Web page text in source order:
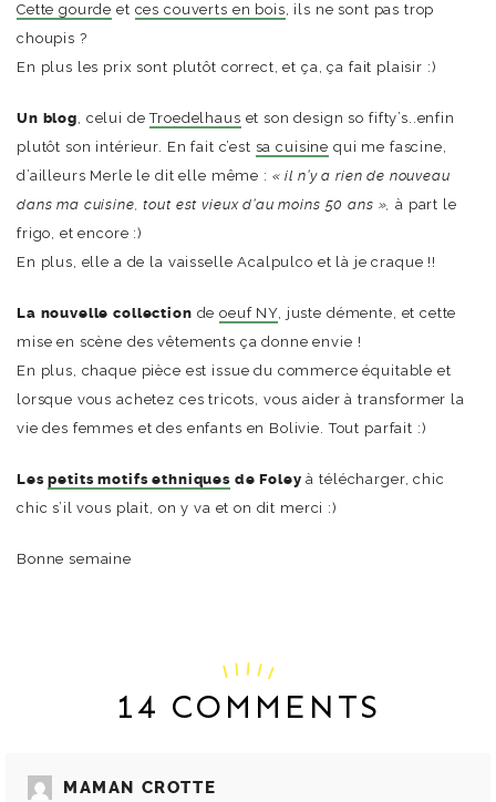
Cette gourde et ces couverts en bois, ils ne sont pas trop
choupis ?
En plus les prix sont plutôt correct, et ça, ça fait plaisir :)
Un blog, celui deTroedelhaus et son design so fifty’s..enfin
plutôt son intérieur. En fait c’est sa cuisine qui me fascine,
d’ailleurs Merle le dit elle même : « il n’y a rien de nouveau
dans ma cuisine, tout est vieux d’au moins 50 ans », à part le
frigo, et encore :)
En plus, elle a de la vaisselle Acalpulco et là je craque !!
La nouvelle collection deoeuf NY, juste démente, et cette
mise en scène des vêtements ça donne envie !
En plus, chaque pièce est issue du commerce équitable et
lorsque vous achetez ces tricots, vous aider à transformer la
vie des femmes et des enfants en Bolivie. Tout parfait :)
Lespetits motifs ethniquesde Foley à télécharger, chic
chic s’il vous plait, on y va et on dit merci :)
Bonne semaine
14 COMMENTS
MAMAN CROTTE